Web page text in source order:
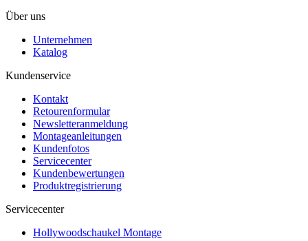
Über uns
Unternehmen
Katalog
Kundenservice
Kontakt
Retourenformular
Newsletteranmeldung
Montageanleitungen
Kundenfotos
Servicecenter
Kundenbewertungen
Produktregistrierung
Servicecenter
Hollywoodschaukel Montage